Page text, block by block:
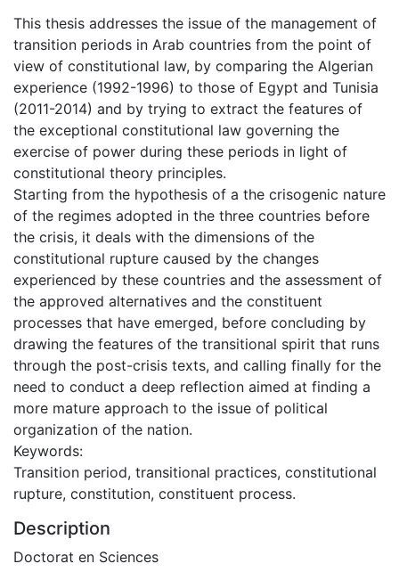
This thesis addresses the issue of the management of
transition periods in Arab countries from the point of
view of constitutional law, by comparing the Algerian
experience (1992-1996) to those of Egypt and Tunisia
(2011-2014) and by trying to extract the features of
the exceptional constitutional law governing the
exercise of power during these periods in light of
constitutional theory principles.
Starting from the hypothesis of a the crisogenic nature
of the regimes adopted in the three countries before
the crisis, it deals with the dimensions of the
constitutional rupture caused by the changes
experienced by these countries and the assessment of
the approved alternatives and the constituent
processes that have emerged, before concluding by
drawing the features of the transitional spirit that runs
through the post-crisis texts, and calling finally for the
need to conduct a deep reflection aimed at finding a
more mature approach to the issue of political
organization of the nation.
Keywords:
Transition period, transitional practices, constitutional
rupture, constitution, constituent process.
Description
Doctorat en Sciences